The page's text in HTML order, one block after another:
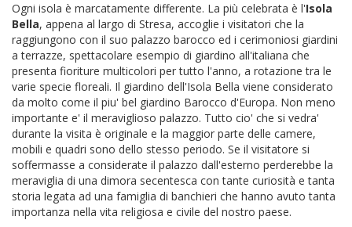
Ogni isola è marcatamente differente. La più celebrata è l'Isola
Bella, appena al largo di Stresa, accoglie i visitatori che la
raggiungono con il suo palazzo barocco ed i cerimoniosi giardini
a terrazze, spettacolare esempio di giardino all'italiana che
presenta fioriture multicolori per tutto l'anno, a rotazione tra le
varie specie floreali. Il giardino dell'Isola Bella viene considerato
da molto come il piu' bel giardino Barocco d'Europa. Non meno
importante e' il meraviglioso palazzo. Tutto cio' che si vedra'
durante la visita è originale e la maggior parte delle camere,
mobili e quadri sono dello stesso periodo. Se il visitatore si
soffermasse a considerate il palazzo dall'esterno perderebbe la
meraviglia di una dimora secentesca con tante curiosità e tanta
storia legata ad una famiglia di banchieri che hanno avuto tanta
importanza nella vita religiosa e civile del nostro paese.